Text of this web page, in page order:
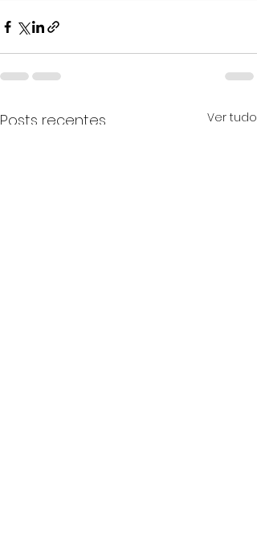
Posts recentes Ver tudo